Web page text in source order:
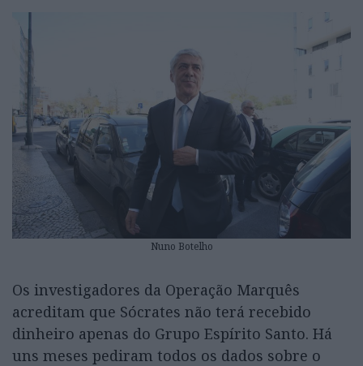
Nuno Botelho
Os investigadores da Operação Marquês
acreditam que Sócrates não terá recebido
dinheiro apenas do Grupo Espírito Santo. Há
uns meses pediram todos os dados sobre o